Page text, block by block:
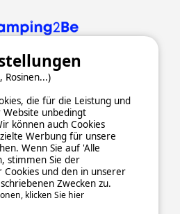
COOKIESIMPRESSUM
Zahlungsabwicklung
Rosinen...)
die für die Leistung und
Website unbedingt
können auch Cookies
Werbung für unsere
Wenn Sie auf 'Alle
stimmen Sie der
Cookies und den in unserer
Zwecken zu.
klicken Sie hier